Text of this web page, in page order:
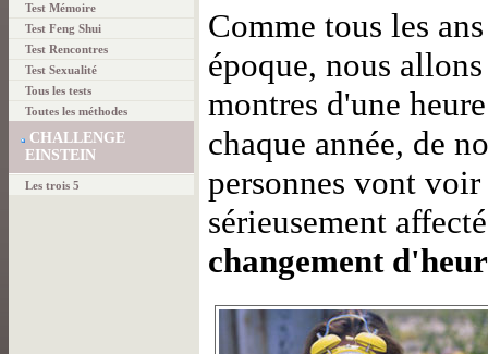
Test Mémoire
Test Feng Shui
Test Rencontres
Test Sexualité
Tous les tests
Toutes les méthodes
CHALLENGE
EINSTEIN
Les trois 5
Comme tous les
époque, nous
montres d'une
chaque année, de
personnes vont
sérieusement
changement